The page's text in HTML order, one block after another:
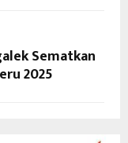
Sematkan
2025